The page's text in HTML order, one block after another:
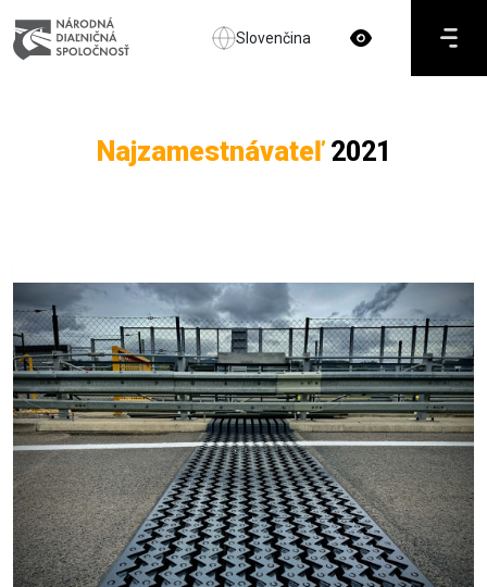
Slovenčina
Najzamestnávateľ2021